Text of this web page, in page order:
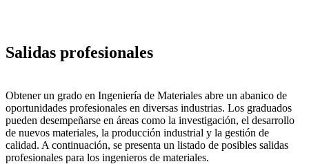
Salidas profesionales
Obtener un grado en Ingeniería de Materiales abre un abanico de
oportunidades profesionales en diversas industrias. Los graduados
pueden desempeñarse en áreas como la investigación, el desarrollo
de nuevos materiales, la producción industrial y la gestión de
calidad. A continuación, se presenta un listado de posibles salidas
profesionales para los ingenieros de materiales.